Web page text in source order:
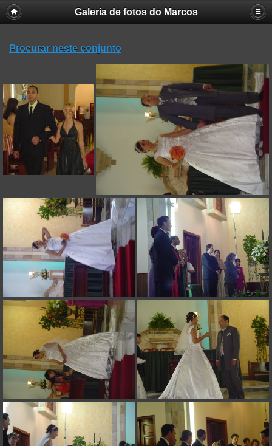
Galeria de fotos do Marcos
Procurar neste conjunto